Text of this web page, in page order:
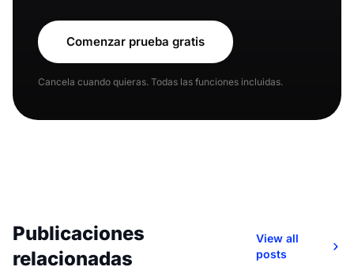
Comenzar prueba gratis
Cancela cuando quieras. Todas las funciones incluidas.
Publicaciones
relacionadas
View all
posts